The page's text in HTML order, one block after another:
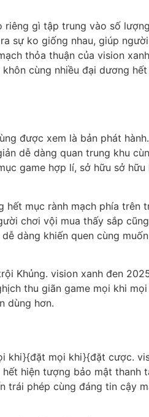
gì tập trung vào số
sự ko giống nhau, giúp
thỏa thuận của vision
cùng nhiều đại dương
được xem là bản phát
dễ dàng quan trung khu
game hợp lí, sở hữu sở hữu
mục rành mạch phía trên
chơi vội mua thấy sắp
dàng khiến quen cùng
Khủng. vision xanh đen
thu giãn game mọi khi
dùng hơn.
khi}{đặt mọi khi}{đặt cược.
hiện tượng bảo mật thanh
trái phép cùng đáng tin cậy